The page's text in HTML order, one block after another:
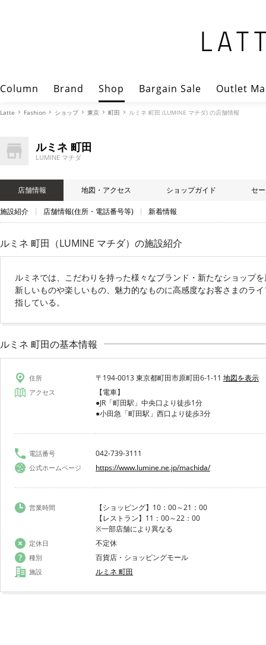
Column Brand Shop Bargain Sale Outlet
Latte Fashion ショップ 東京 町田 ルミネ 町田 (LUMINE マチダ) の店舗情報
ルミネ 町田
LUMINE マチダ
店舗情報 地図・アクセス ショップガイド セ
施設紹介 店舗情報(住所・電話番号等) 新着情報
ルミネ 町田（LUMINE マチダ） の施設紹介
ルミネでは、こだわりを持った様々なブランド・新たなショップ
新しいものや楽しいもの、魅力的なものに高感度なお客さまのラ
指している。
ルミネ 町田の基本情報
住所 〒194-0013 東京都町田市原町田6-1-11 地図を表示
アクセス
【電車】
●JR「町田駅」中央口より徒歩1分
●小田急「町田駅」西口より徒歩3分
電話番号 042-739-3111
公式ホームページ https://www.lumine.ne.jp/machida/
営業時間
【ショッピング】10：00～21：00
【レストラン】11：00～22：00
※一部店舗により異なる
定休日 不定休
種別 百貨店・ショッピングモール
施設 ルミネ 町田